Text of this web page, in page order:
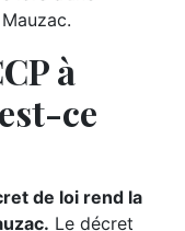
à
ce
de loi rend la
Le décret